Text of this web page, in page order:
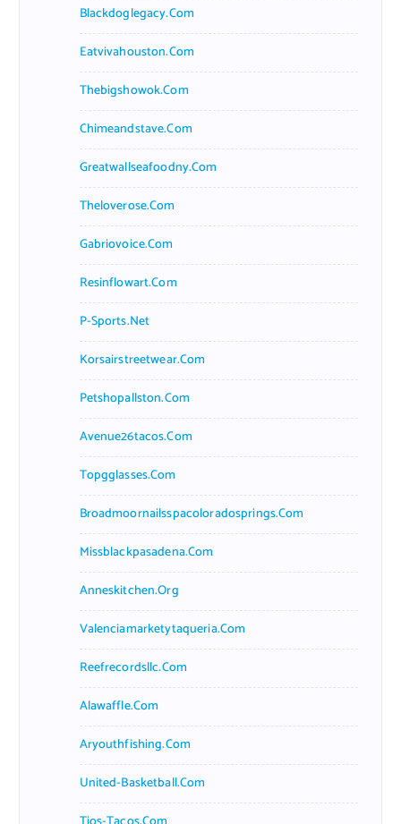
Blackdoglegacy.com
Eatvivahouston.com
Thebigshowok.com
Chimeandstave.com
Greatwallseafoodny.com
Theloverose.com
Gabriovoice.com
Resinflowart.com
P-Sports.net
Korsairstreetwear.com
Petshopallston.com
Avenue26tacos.com
Topgglasses.com
Broadmoornailsspacoloradosprings.com
Missblackpasadena.com
Anneskitchen.org
Valenciamarketytaqueria.com
Reefrecordsllc.com
Alawaffle.com
Aryouthfishing.com
United-Basketball.com